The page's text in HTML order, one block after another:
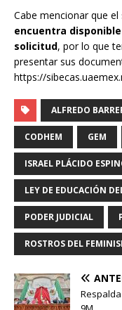
Cabe mencionar que
encuentra
solicitud, por lo que
presentar sus
https://
ALFREDO
CODHEM GEM
ISRAEL PLÁCIDO
LEY DE EDUCACIÓN
PODER JUDICIAL
ROSTROS DEL